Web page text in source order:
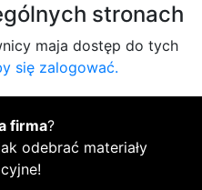
stronach
maja dostęp do tych
się zalogować.
firma?
odebrać materiały